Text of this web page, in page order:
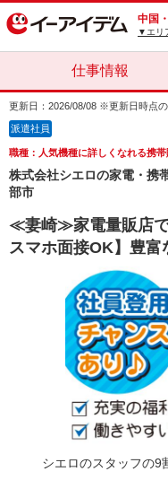
中国
▼エリ
仕事情報
更新日：2026/08/08 ※更新日時点
派遣社員
職種：人気機種に詳しくなれる携
株式会社シエロの家電・携
部市
≪妻崎≫家電量販店で
スマホ面接OK】豊
シエロのスタッフの9